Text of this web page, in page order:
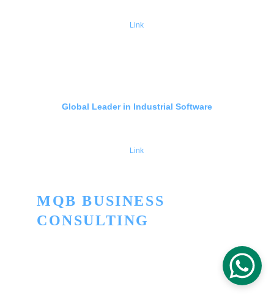
Link
Global Leader in Industrial Software
Link
MQB BUSINESS
CONSULTING